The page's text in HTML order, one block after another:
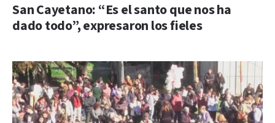
San Cayetano: “Es el santo que nos ha
dado todo”, expresaron los fieles